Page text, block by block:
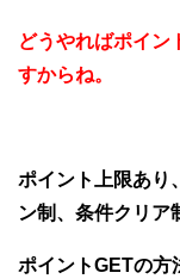
どうやればポイン
すからね。
ポイント上限あり
ン制、条件クリア
ポイントGETの方